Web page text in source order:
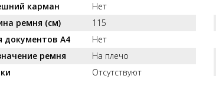
карман
Нет
ремня (см)
115
документов А4
Нет
ремня
На плечо
Отсутствуют